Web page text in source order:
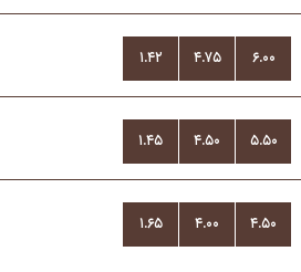
۱.۴۲ ۴.۷۵ ۶.۰۰
۱.۴۵ ۴.۵۰ ۵.۵۰
۱.۶۵ ۴.۰۰ ۴.۵۰